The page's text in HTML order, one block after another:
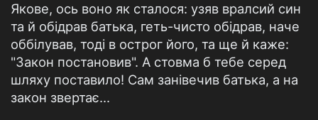
Якове, ось воно як сталося: узяв вралсий син
та й обідрав батька, геть-чисто обідрав, наче
оббілував, тоді в острог його, та ще й каже:
"Закон постановив". А стовма б тебе серед
шляху поставило! Сам занівечив батька, а на
закон звертає...